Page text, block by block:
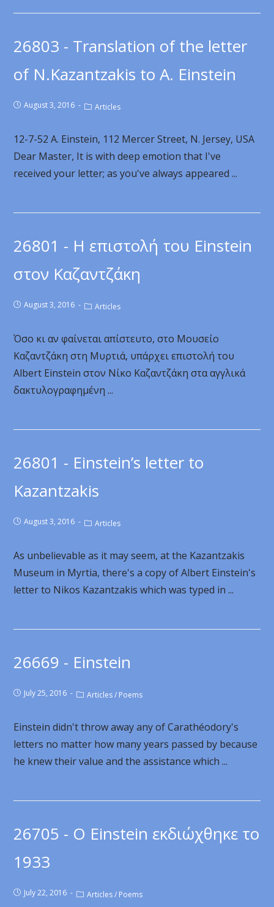
26803 - Translation of the letter
of N.Kazantzakis to A. Einstein
August 3, 2016 Articles
12-7-52 A. Einstein, 112 Mercer Street, N. Jersey, USA
Dear Master, It is with deep emotion that I've
received your letter; as you've always appeared ...
26801 - Η επιστολή του Einstein
στον Καζαντζάκη
August 3, 2016 Articles
Όσο κι αν φαίνεται απίστευτο, στο Μουσείο
Καζαντζάκη στη Μυρτιά, υπάρχει επιστολή του
Albert Einstein στον Νίκο Καζαντζάκη στα αγγλικά
δακτυλογραφημένη ...
26801 - Einstein’s letter to
Kazantzakis
August 3, 2016 Articles
As unbelievable as it may seem, at the Kazantzakis
Museum in Myrtia, there's a copy of Albert Einstein's
letter to Nikos Kazantzakis which was typed in ...
26669 - Einstein
July 25, 2016 Articles / Poems
Einstein didn't throw away any of Carathéodory's
letters no matter how many years passed by because
he knew their value and the assistance which ...
26705 - Ο Einstein εκδιώχθηκε το
1933
July 22, 2016 Articles / Poems